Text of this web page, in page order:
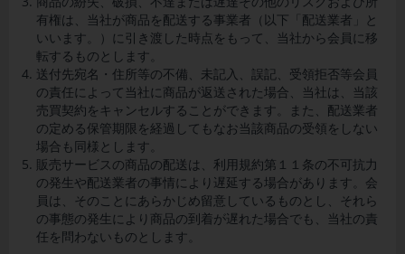
有権は、当社が商品を配送する事業者（以下「配送業者」と
いいます。）に引き渡した時点をもって、当社から会員に移
転するものとします。
送付先宛名・住所等の不備、未記入、誤記、受領拒否等会員
の責任によって当社に商品が返送された場合、当社は、当該
売買契約をキャンセルすることができます。また、配送業者
の定める保管期限を経過してもなお当該商品の受領をしない
場合も同様とします。
販売サービスの商品の配送は、利用規約第１１条の不可抗力
の発生や配送業者の事情により遅延する場合があります。会
員は、そのことにあらかじめ留意しているものとし、それら
の事態の発生により商品の到着が遅れた場合でも、当社の責
任を問わないものとします。